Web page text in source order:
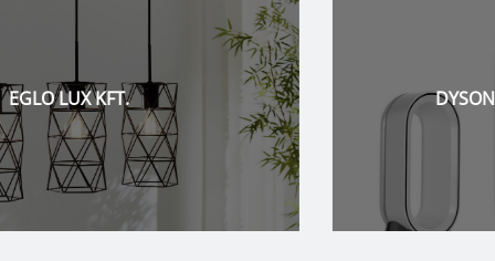
DYSON – PREMIUMSHOP24.HU